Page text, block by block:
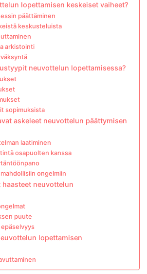
lopettamisen keskeiset vaiheet?
päättäminen
keskusteluista
arkistointi
neuvottelun lopettamisessa?
sopimuksista
askeleet neuvottelun päättymisen
laatiminen
osapuolten kanssa
ongelmiin
neuvottelun
puute
lopettamisen